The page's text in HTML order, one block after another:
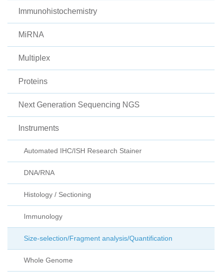
Immunohistochemistry
MiRNA
Multiplex
Proteins
Next Generation Sequencing NGS
Instruments
Automated IHC/ISH Research Stainer
DNA/RNA
Histology / Sectioning
Immunology
Size-selection/Fragment analysis/Quantification
Whole Genome